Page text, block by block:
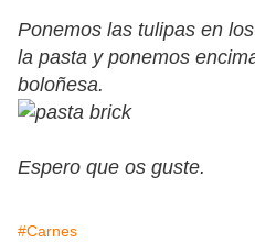
Ponemos las tulipas en
la pasta y ponemos
boloñesa.
Espero que os guste.
#Carnes